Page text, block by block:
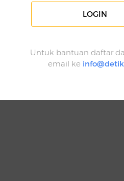
LOGIN
Untuk bantuan daftar
email ke